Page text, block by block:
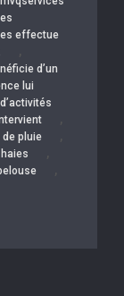
effectue
,
d’un
lui
,
de pluie ,
,
,